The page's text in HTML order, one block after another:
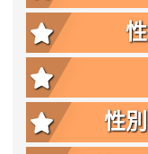
性